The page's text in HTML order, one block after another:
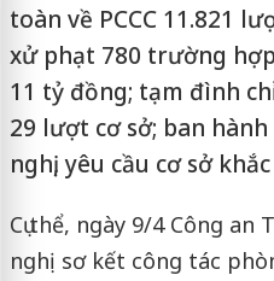
toàn về PCCC 11.821
xử phạt 780 trường
11 tỷ đồng; tạm đình
29 lượt cơ sở; ban
nghị, yêu cầu cơ sở
Cụ thể, ngày 9/4 Công an
nghị sơ kết công tác